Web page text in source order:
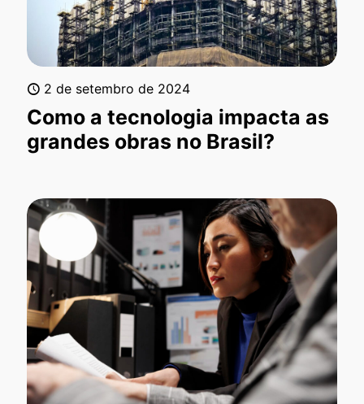
2 de setembro de 2024
Como a tecnologia impacta as
grandes obras no Brasil?